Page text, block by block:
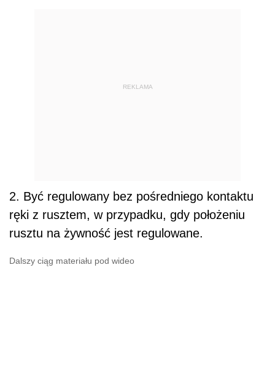
REKLAMA
2. Być regulowany bez pośredniego kontaktu
ręki z rusztem, w przypadku, gdy położeniu
rusztu na żywność jest regulowane.
Dalszy ciąg materiału pod wideo